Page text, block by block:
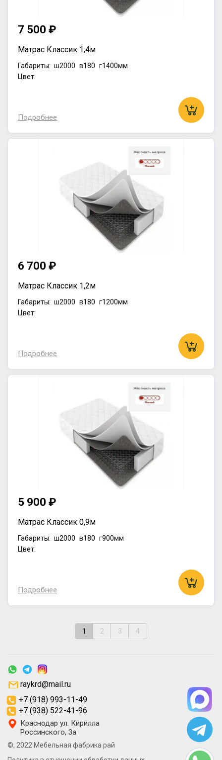
7 500 ₽
Матрас Классик 1,4м
Габариты: ш2000 в180 г1400мм
Цвет:
Подробнее
6 700 ₽
Матрас Классик 1,2м
Габариты: ш2000 в180 г1200мм
Цвет:
Подробнее
5 900 ₽
Матрас Классик 0,9м
Габариты: ш2000 в180 г900мм
Цвет:
Подробнее
1 2 3 4
©, 2022 Мебельная фабрика рай
Краснодар ул. Кирилла
Россинского, 3а
+7 (918) 993-11-49
+7 (938) 522-41-96
raykrd@mail.ru